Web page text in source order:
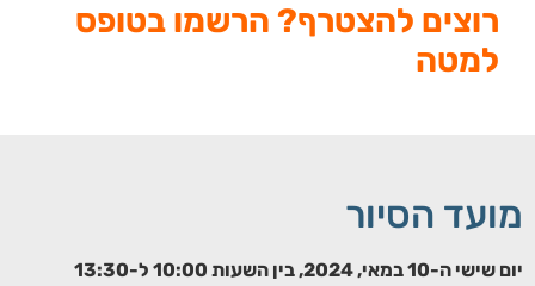
רוצים להצטרף? הרשמו בטופס
למטה
מועד הסיור
יום שישי ה-10 במאי, 2024, בין השעות 10:00 ל-13:30